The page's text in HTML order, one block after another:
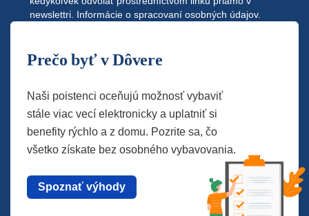
newslettri. Informácie o spracovaní osobných údajov.
Prečo byť v Dôvere
Naši poistenci oceňujú možnosť vybaviť
stále viac vecí elektronicky a uplatniť si
benefity rýchlo a z domu. Pozrite sa, čo
všetko získate bez osobného vybavovania.
Spoznať výhody